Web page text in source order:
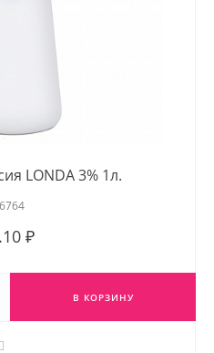
LONDA 3% 1л.
₽
В КОРЗИНУ